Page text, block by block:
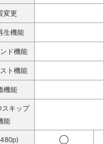
変更
生機能
ド機能
ト機能
機能
スキップ
能
◯